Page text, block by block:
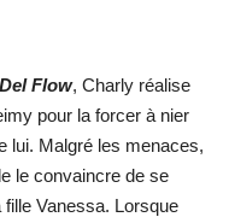
Flow, Charly réalise
pour la forcer à nier
lui. Malgré les menaces,
le convaincre de se
Vanessa. Lorsque